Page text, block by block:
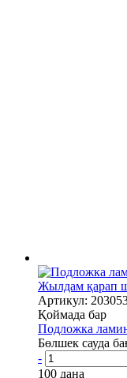
Жылдам қарап
Артикул:
Қоймада бар
Подложка
Бөлшек сауда
-
100 дана